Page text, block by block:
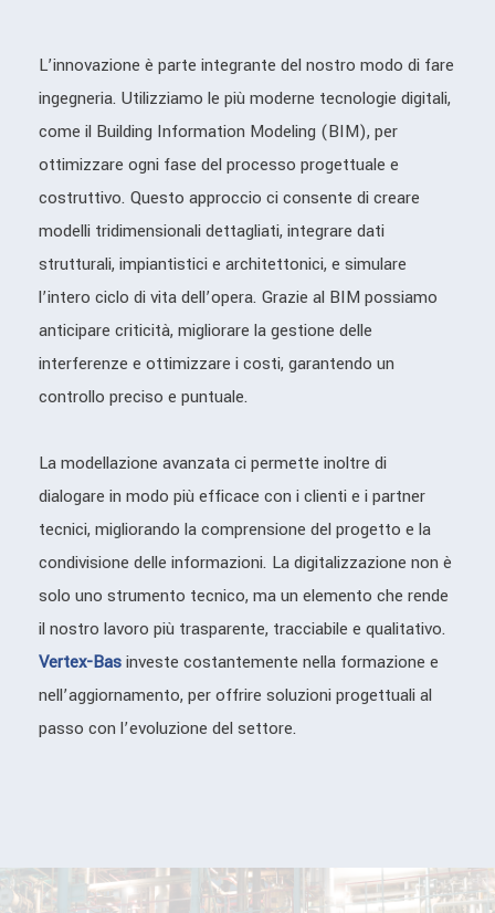
L’innovazione è parte integrante del nostro modo di fare
ingegneria. Utilizziamo le più moderne tecnologie digitali,
come il Building Information Modeling (BIM), per
ottimizzare ogni fase del processo progettuale e
costruttivo. Questo approccio ci consente di creare
modelli tridimensionali dettagliati, integrare dati
strutturali, impiantistici e architettonici, e simulare
l’intero ciclo di vita dell’opera. Grazie al BIM possiamo
anticipare criticità, migliorare la gestione delle
interferenze e ottimizzare i costi, garantendo un
controllo preciso e puntuale.
La modellazione avanzata ci permette inoltre di
dialogare in modo più efficace con i clienti e i partner
tecnici, migliorando la comprensione del progetto e la
condivisione delle informazioni. La digitalizzazione non è
solo uno strumento tecnico, ma un elemento che rende
il nostro lavoro più trasparente, tracciabile e qualitativo.
Vertex-Basinveste costantemente nella formazione e
nell’aggiornamento, per offrire soluzioni progettuali al
passo con l’evoluzione del settore.